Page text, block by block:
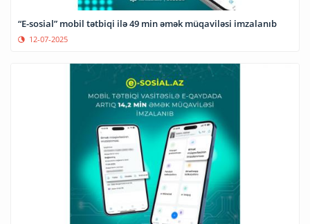
“E-sosial” mobil tətbiqi ilə 49 min əmək müqaviləsi imzalanıb
12-07-2025